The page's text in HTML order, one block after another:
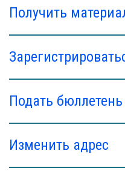
Получить
Подать бюллетень
Изменить адрес